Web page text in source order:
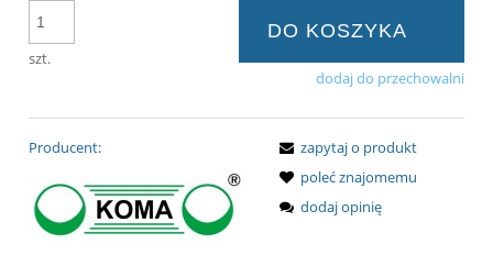
szt.
DO KOSZYKA
dodaj do przechowalni
Producent:
zapytaj o produkt
poleć znajomemu
dodaj opinię